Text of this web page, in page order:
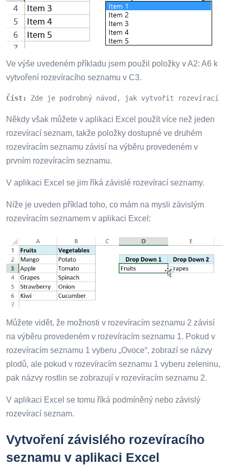
Ve výše uvedeném příkladu jsem použil položky v A2: A6 k
vytvoření rozevíracího seznamu v C3.
Číst: Zde je podrobný návod, jak vytvořit rozevírací
Někdy však můžete v aplikaci Excel použít více než jeden
rozevírací seznam, takže položky dostupné ve druhém
rozevíracím seznamu závisí na výběru provedeném v
prvním rozevíracím seznamu.
V aplikaci Excel se jim říká závislé rozevírací seznamy.
Níže je uveden příklad toho, co mám na mysli závislým
rozevíracím seznamem v aplikaci Excel:
Můžete vidět, že možnosti v rozevíracím seznamu 2 závisí
na výběru provedeném v rozevíracím seznamu 1. Pokud v
rozevíracím seznamu 1 vyberu „Ovoce“, zobrazí se názvy
plodů, ale pokud v rozevíracím seznamu 1 vyberu zeleninu,
pak názvy rostlin se zobrazují v rozevíracím seznamu 2.
V aplikaci Excel se tomu říká podmíněný nebo závislý
rozevírací seznam.
Vytvoření závislého rozevíracího
seznamu v aplikaci Excel